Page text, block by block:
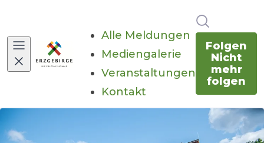
Alle Meldungen
Mediengalerie
Veranstaltungen
Kontakt
Folgen
Nicht
mehr
folgen